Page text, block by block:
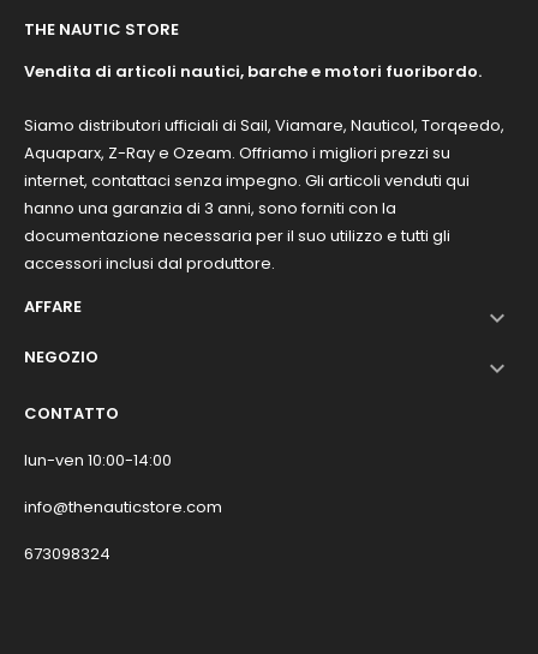
THE NAUTIC STORE
Vendita di articoli nautici, barche e motori fuoribordo.
Siamo distributori ufficiali di Sail, Viamare, Nauticol, Torqeedo,
Aquaparx, Z-Ray e Ozeam. Offriamo i migliori prezzi su
internet, contattaci senza impegno. Gli articoli venduti qui
hanno una garanzia di 3 anni, sono forniti con la
documentazione necessaria per il suo utilizzo e tutti gli
accessori inclusi dal produttore.
AFFARE

NEGOZIO 
CONTATTO
lun-ven 10:00-14:00
info@thenauticstore.com
673098324